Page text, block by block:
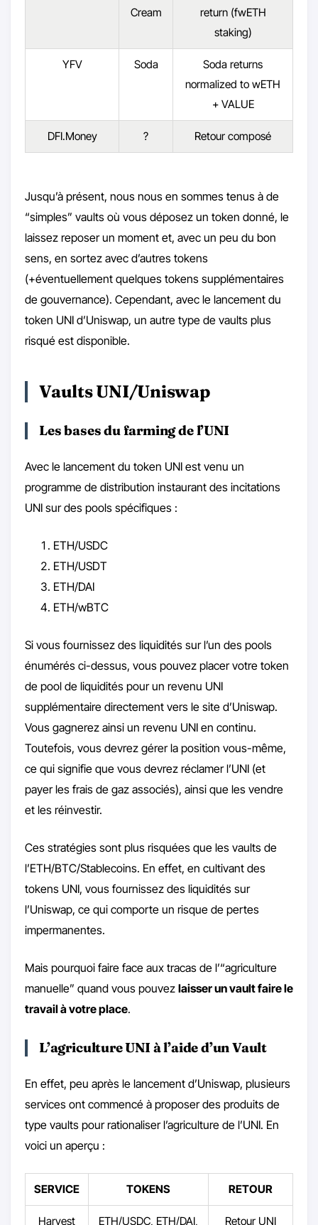
Cream
return (fwETH
staking)
YFV Soda
Soda returns
normalized to wETH
+ VALUE
DFI.Money ? Retour composé
Jusqu’à présent, nous nous en sommes tenus à de
“simples” vaults où vous déposez un token donné, le
laissez reposer un moment et, avec un peu du bon
sens, en sortez avec d’autres tokens
(+éventuellement quelques tokens supplémentaires
de gouvernance). Cependant, avec le lancement du
token UNI d’Uniswap, un autre type de vaults plus
risqué est disponible.
Vaults UNI/Uniswap
Les bases du farming de l’UNI
Avec le lancement du token UNI est venu un
programme de distribution instaurant des incitations
UNI sur des pools spécifiques :
ETH/USDC
ETH/USDT
ETH/DAI
ETH/wBTC
Si vous fournissez des liquidités sur l’un des pools
énumérés ci-dessus, vous pouvez placer votre token
de pool de liquidités pour un revenu UNI
supplémentaire directement vers le site d’Uniswap.
Vous gagnerez ainsi un revenu UNI en continu.
Toutefois, vous devrez gérer la position vous-même,
ce qui signifie que vous devrez réclamer l’UNI (et
payer les frais de gaz associés), ainsi que les vendre
et les réinvestir.
Ces stratégies sont plus risquées que les vaults de
l’ETH/BTC/Stablecoins. En effet, en cultivant des
tokens UNI, vous fournissez des liquidités sur
l’Uniswap, ce qui comporte un risque de pertes
impermanentes.
Mais pourquoi faire face aux tracas de l’“agriculture
manuelle” quand vous pouvez laisser un vault faire le
travail à votre place.
L’agriculture UNI à l’aide d’un Vault
En effet, peu après le lancement d’Uniswap, plusieurs
services ont commencé à proposer des produits de
type vaults pour rationaliser l’agriculture de l’UNI. En
voici un aperçu :
SERVICE TOKENS RETOUR
Harvest ETH/USDC, ETH/DAI, Retour UNI